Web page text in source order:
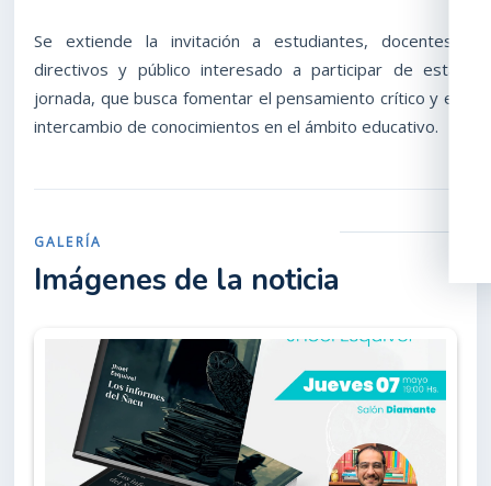
Se extiende la invitación a estudiantes, docentes,
directivos y público interesado a participar de esta
jornada, que busca fomentar el pensamiento crítico y el
intercambio de conocimientos en el ámbito educativo.
GALERÍA
Imágenes de la noticia